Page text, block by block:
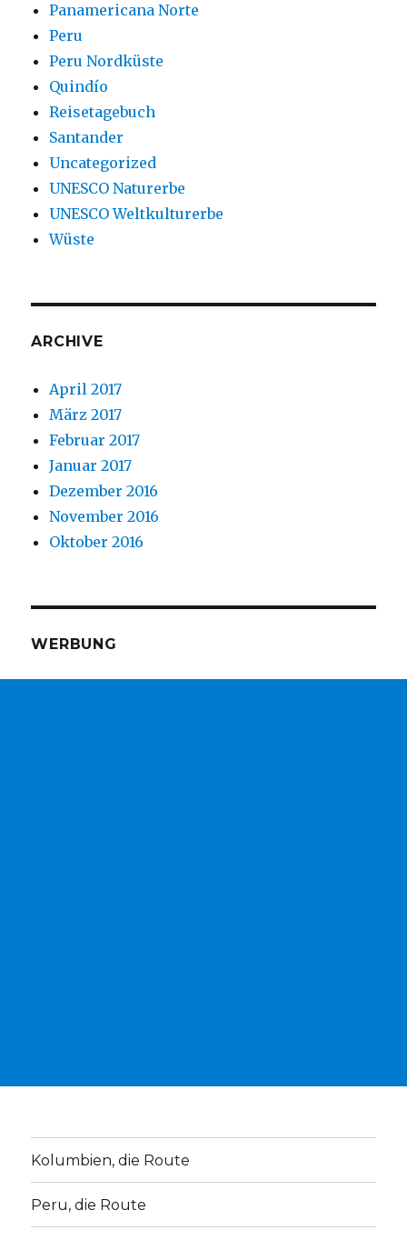
Panamericana Norte
Peru
Peru Nordküste
Quindío
Reisetagebuch
Santander
Uncategorized
UNESCO Naturerbe
UNESCO Weltkulturerbe
Wüste
ARCHIVE
April 2017
März 2017
Februar 2017
Januar 2017
Dezember 2016
November 2016
Oktober 2016
WERBUNG
Kolumbien, die Route
Peru, die Route